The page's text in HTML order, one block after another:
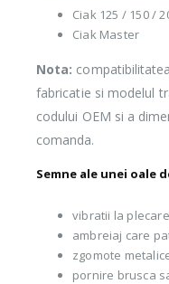
Ciak 125 / 150 /
Ciak Master
Nota:
fabricatie si modelul
codului OEM si a
comanda.
Semne ale unei oale
vibratii la
ambreiaj care
zgomote
pornire brusca